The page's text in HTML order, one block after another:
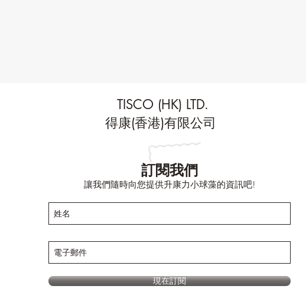
TISCO (HK) LTD.
得康(香港)有限公司
訂閱我們
讓我們隨時向您提供升康力小球藻的資訊吧!
現在訂閱